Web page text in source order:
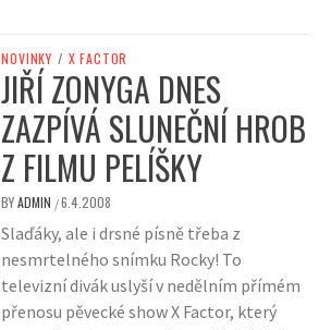
NOVINKY / X FACTOR
JIŘÍ ZONYGA DNES
ZAZPÍVÁ SLUNEČNÍ HROB
Z FILMU PELÍŠKY
BYADMIN /6.4.2008
Slaďáky, ale i drsné písně třeba z
nesmrtelného snímku Rocky! To
televizní divák uslyší v nedělním přímém
přenosu pěvecké show X Factor, který